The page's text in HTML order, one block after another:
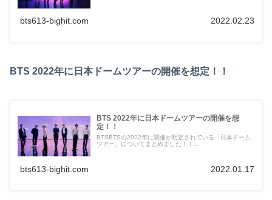
bts613-bighit.com 2022.02.23
BTS 2022年に日本ドームツアーの開催を想定！！
BTS 2022年に日本ドームツアーの開催を想
定！！
BTSBTSの2022年に開催が想定されている「日本ドーム
ツアー」についてまとめました！！...
bts613-bighit.com 2022.01.17